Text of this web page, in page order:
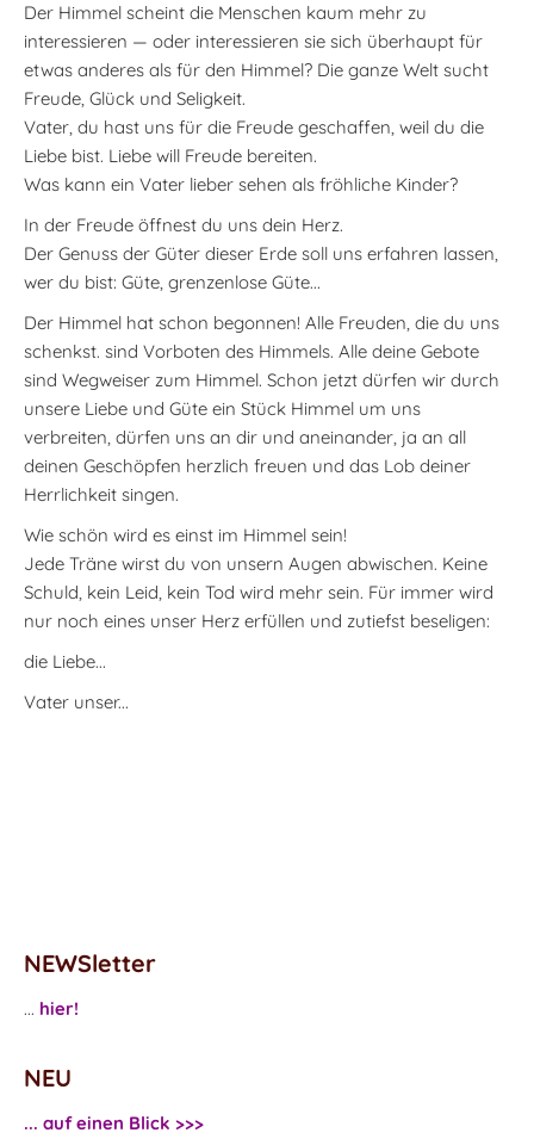
Der Himmel scheint die Menschen kaum mehr zu
interessieren — oder interessieren sie sich überhaupt für
etwas anderes als für den Himmel? Die ganze Welt sucht
Freude, Glück und Seligkeit.
Vater, du hast uns für die Freude geschaffen, weil du die
Liebe bist. Liebe will Freude bereiten.
Was kann ein Vater lieber sehen als fröhliche Kinder?
In der Freude öffnest du uns dein Herz.
Der Genuss der Güter dieser Erde soll uns erfahren lassen,
wer du bist: Güte, grenzenlose Güte...
Der Himmel hat schon begonnen! Alle Freuden, die du uns
schenkst. sind Vorboten des Himmels. Alle deine Gebote
sind Wegweiser zum Himmel. Schon jetzt dürfen wir durch
unsere Liebe und Güte ein Stück Himmel um uns
verbreiten, dürfen uns an dir und aneinander, ja an all
deinen Geschöpfen herzlich freuen und das Lob deiner
Herrlichkeit singen.
Wie schön wird es einst im Himmel sein!
Jede Träne wirst du von unsern Augen abwischen. Keine
Schuld, kein Leid, kein Tod wird mehr sein. Für immer wird
nur noch eines unser Herz erfüllen und zutiefst beseligen:
die Liebe...
Vater unser...
NEWSletter
... hier!
NEU
... auf einen Blick >>>